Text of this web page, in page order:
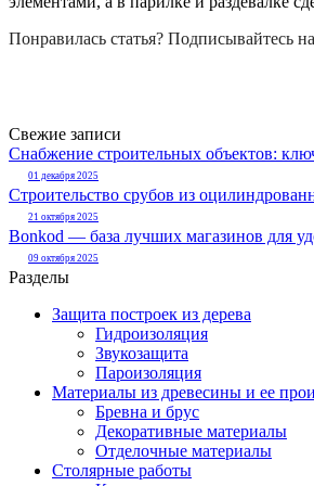
Понравилась статья? Подписывайтесь
Свежие записи
Снабжение строительных объектов:
01 декабря 2025
Строительство срубов из
21 октября 2025
Bonkod — база лучших магазинов для
09 октября 2025
Разделы
Защита построек из дерева
Гидроизоляция
Звукозащита
Пароизоляция
Материалы из древесины и ее
Бревна и брус
Декоративные материалы
Отделочные материалы
Столярные работы